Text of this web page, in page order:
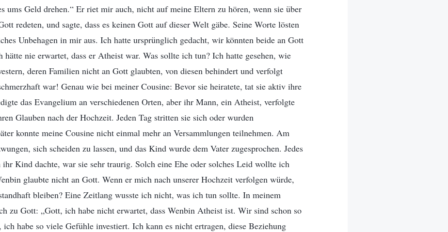
ums Geld drehen.“ Er riet mir auch, nicht auf meine Eltern zu hören, wenn sie über
redeten, und sagte, dass es keinen Gott auf dieser Welt gäbe. Seine Worte lösten
Unbehagen in mir aus. Ich hatte ursprünglich gedacht, wir könnten beide an Gott
hätte nie erwartet, dass er Atheist war. Was sollte ich tun? Ich hatte gesehen, wie
deren Familien nicht an Gott glaubten, von diesen behindert und verfolgt
war! Genau wie bei meiner Cousine: Bevor sie heiratete, tat sie aktiv ihre
das Evangelium an verschiedenen Orten, aber ihr Mann, ein Atheist, verfolgte
Glauben nach der Hochzeit. Jeden Tag stritten sie sich oder wurden
konnte meine Cousine nicht einmal mehr an Versammlungen teilnehmen. Am
sich scheiden zu lassen, und das Kind wurde dem Vater zugesprochen. Jedes
Kind dachte, war sie sehr traurig. Solch eine Ehe oder solches Leid wollte ich
glaubte nicht an Gott. Wenn er mich nach unserer Hochzeit verfolgen würde,
bleiben? Eine Zeitlang wusste ich nicht, was ich tun sollte. In meinem
zu Gott: „Gott, ich habe nicht erwartet, dass Wenbin Atheist ist. Wir sind schon so
ich habe so viele Gefühle investiert. Ich kann es nicht ertragen, diese Beziehung